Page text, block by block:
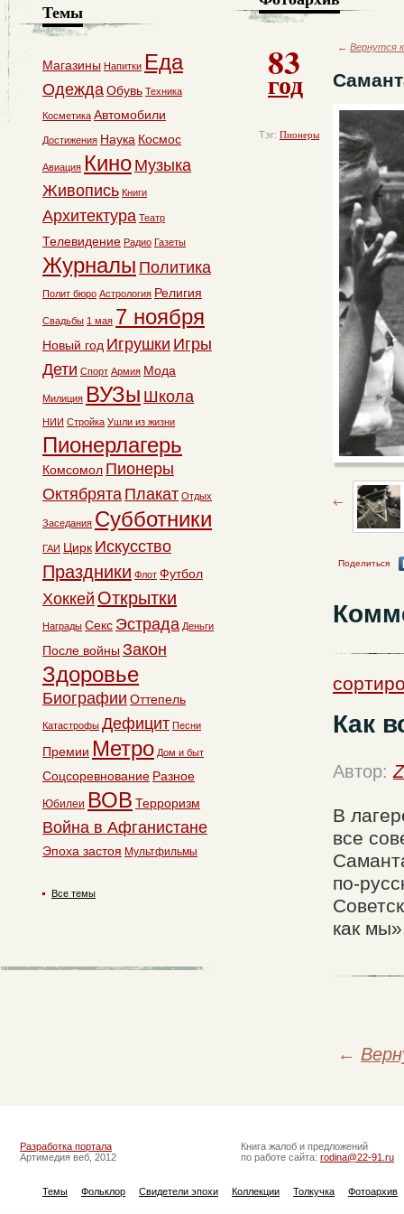
83
год
Тэг: Пионеры
← Вернутся
Поделиться
Как
Автор:
В
все
по-
как
←
Темы
Магазины Напитки Еда
ОдеждаОбувь Техника
Косметика Автомобили
Достижения Наука Космос
Авиация Кино Музыка
Живопись Книги
Архитектура Театр
Телевидение Радио Газеты
Журналы Политика
Полит бюро Астрология Религия
Свадьбы 1 мая 7 ноября
Новый год Игрушки Игры
Дети Спорт Армия Мода
Милиция ВУЗы Школа
НИИ Стройка Ушли из жизни
Пионерлагерь
Комсомол Пионеры
Октябрята Плакат Отдых
Заседания Субботники
ГАИ Цирк Искусство
Праздники Флот Футбол
Хоккей Открытки
Награды Секс Эстрада Деньги
После войны Закон
Здоровье
Биографии Оттепель
Катастрофы Дефицит Песни
Премии Метро Дом и быт
Соцсоревнование Разное
Юбилеи ВОВ Терроризм
Война в Афганистане
Эпоха застоя Мультфильмы
Все темы
Разработка портала
Артимедия веб, 2012
Книга жалоб и предложений
по работе сайта: rodina@22-91.ru
Темы Фольклор Свидетели эпохи Коллекции Толкучка Фотоархив